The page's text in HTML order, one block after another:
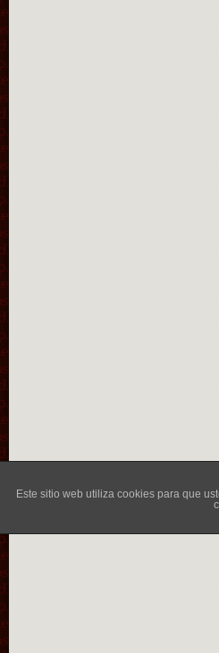
Este sitio web utiliza cookies para que